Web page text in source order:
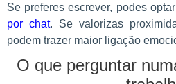
Se preferes escrever, podes
por chat. Se valorizas
podem trazer maior ligação
O que perguntar